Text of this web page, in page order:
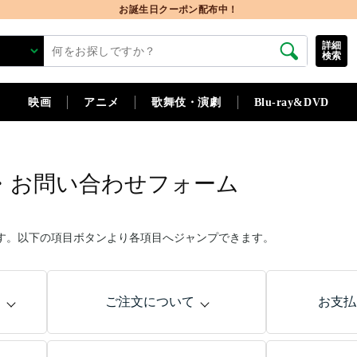
詳細
検索
映画 アニメ 歌舞伎・演劇 Blu-ray&DVD
お問い合わせフォーム
以下の項目ボタンより各項目へジャンプできます。
ご注文について お支